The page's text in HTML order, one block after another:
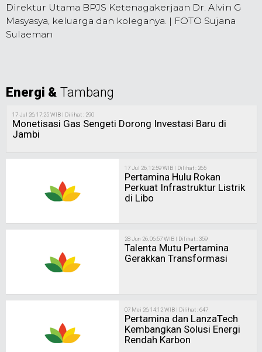
Direktur Utama BPJS Ketenagakerjaan Dr. Alvin G
Masyasya, keluarga dan koleganya. | FOTO Sujana
Sulaeman
Energi & Tambang
17 Jul 26, 17:25 WIB | Dilihat : 290
Monetisasi Gas Sengeti Dorong Investasi Baru di
Jambi
17 Jul 26, 12:59 WIB | Dilihat : 265
Pertamina Hulu Rokan
Perkuat Infrastruktur Listrik
di Libo
28 Jun 26, 06:57 WIB | Dilihat : 359
Talenta Mutu Pertamina
Gerakkan Transformasi
07 Mei 26, 14:12 WIB | Dilihat : 647
Pertamina dan LanzaTech
Kembangkan Solusi Energi
Rendah Karbon